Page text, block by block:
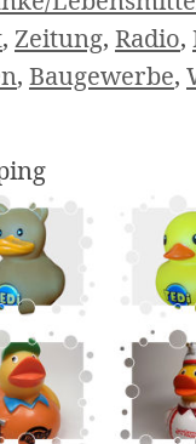
, Zeitung, Radio,
, Baugewerbe,